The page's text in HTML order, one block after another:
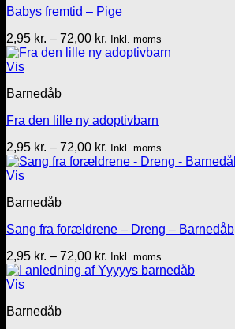
Babys fremtid – Pige
2,95 kr. – 72,00 kr. Prisinterval:
2,95 kr.
Inkl. moms
Vis
Barnedåb
Fra den lille ny adoptivbarn
2,95 kr. – 72,00 kr. Prisinterval:
2,95 kr.
Inkl. moms
Vis
Barnedåb
Sang fra forældrene – Dreng – Barnedåb
2,95 kr. – 72,00 kr. Prisinterval:
2,95 kr.
Inkl. moms
Vis
Barnedåb